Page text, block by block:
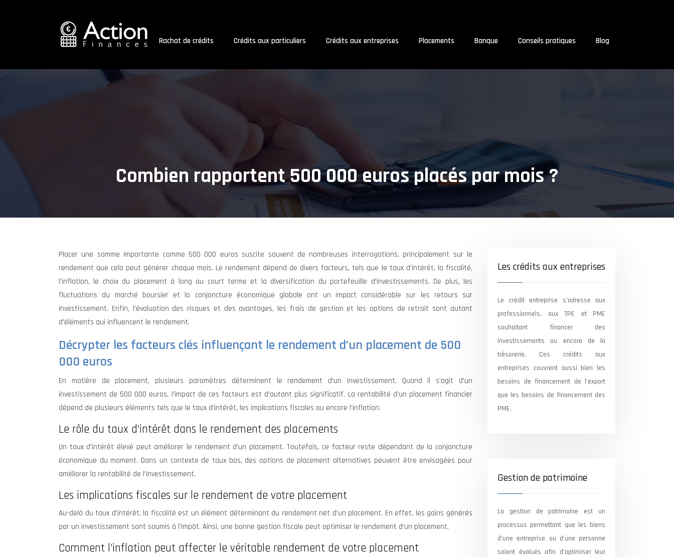
Rachat de crédits Crédits aux particuliers Crédits aux entreprises Placements Banque Conseils pratiques Blog
Combien rapportent 500 000 euros placés par mois ?
Placer une somme importante comme 500 000 euros suscite souvent de nombreuses interrogations, principalement sur le
rendement que cela peut générer chaque mois. Le rendement dépend de divers facteurs, tels que le taux d’intérêt, la fiscalité,
l’inflation, le choix du placement à long ou court terme et la diversification du portefeuille d’investissements. De plus, les
fluctuations du marché boursier et la conjoncture économique globale ont un impact considérable sur les retours sur
investissement. Enfin, l’évaluation des risques et des avantages, les frais de gestion et les options de retrait sont autant
d’éléments qui influencent le rendement.
Décrypter les facteurs clés influençant le rendement d’un placement de 500
000 euros
En matière de placement, plusieurs paramètres déterminent le rendement d’un investissement. Quand il s’agit d’un
investissement de 500 000 euros, l’impact de ces facteurs est d’autant plus significatif. La rentabilité d’un placement financier
dépend de plusieurs éléments tels que le taux d’intérêt, les implications fiscales ou encore l’inflation.
Le rôle du taux d’intérêt dans le rendement des placements
Un taux d’intérêt élevé peut améliorer le rendement d’un placement. Toutefois, ce facteur reste dépendant de la conjoncture
économique du moment. Dans un contexte de taux bas, des options de placement alternatives peuvent être envisagées pour
améliorer la rentabilité de l’investissement.
Les implications fiscales sur le rendement de votre placement
Au-delà du taux d’intérêt, la fiscalité est un élément déterminant du rendement net d’un placement. En effet, les gains générés
par un investissement sont soumis à l’impôt. Ainsi, une bonne gestion fiscale peut optimiser le rendement d’un placement.
Comment l’inflation peut affecter le véritable rendement de votre placement
Les crédits aux entreprises
Le crédit entreprise s’adresse aux
professionnels, aux TPE et PME
souhaitant financer des
investissements ou encore de la
trésorerie. Ces crédits aux
entreprises couvrent aussi bien les
besoins de financement de l’export
que les besoins de financement des
PME.
Gestion de patrimoine
La gestion de patrimoine est un
processus permettant que les biens
d’une entreprise ou d’une personne
soient évalués afin d’optimiser leur